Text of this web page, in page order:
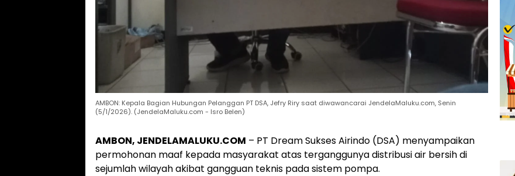
AMBON: Kepala Bagian Hubungan Pelanggan PT DSA, Jefry Riry saat diwawancarai JendelaMaluku.com, Senin
(5/1/2026). (JendelaMaluku.com - Isro Belen)
AMBON, JENDELAMALUKU.COM – PT Dream Sukses Airindo (DSA) menyampaikan
permohonan maaf kepada masyarakat atas terganggunya distribusi air bersih di
sejumlah wilayah akibat gangguan teknis pada sistem pompa.